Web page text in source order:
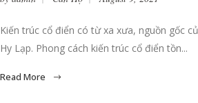
Kiến trúc cổ điển có từ xa xưa, nguồn gốc
Hy Lạp. Phong cách kiến trúc cổ điển tồn...
Read More